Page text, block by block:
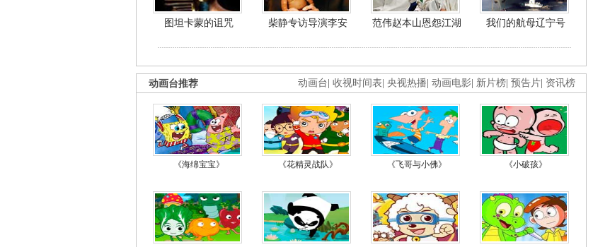
图坦卡蒙的诅咒 柴静专访导演李安 范伟赵本山恩怨江湖 我们的航母辽宁号
动画台 收视时间表 央视热播 动画电影 新片榜 预告片 资讯榜
动画台推荐
《海绵宝宝》 《花精灵战队》 《飞哥与小佛》 《小破孩》